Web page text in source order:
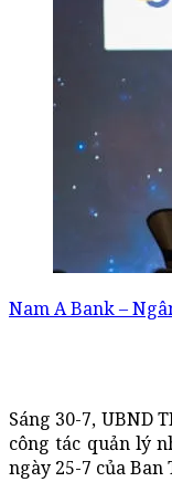
Nam A Bank –
Sáng 30-7, UBND
công tác quản lý
ngày 25-7 của